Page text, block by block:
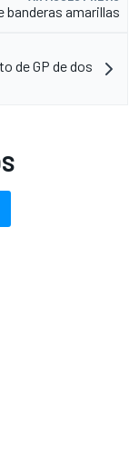
amarillas
de GP de dos